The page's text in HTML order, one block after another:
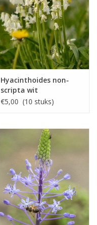
Hyacinthoides non-
scripta wit
€5,00 (10 stuks)